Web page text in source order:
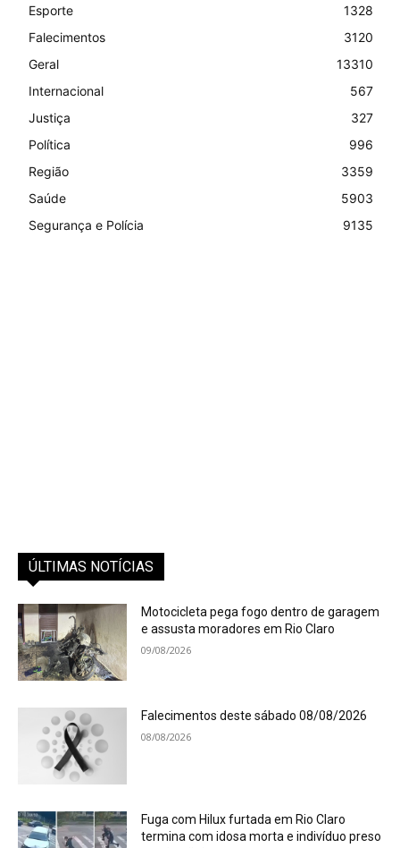
Esporte
1328
Falecimentos
3120
Geral
13310
Internacional
567
Justiça
327
Política
996
Região
3359
Saúde
5903
Segurança e Polícia
9135
ÚLTIMAS NOTÍCIAS
Motocicleta pega fogo dentro de garagem
e assusta moradores em Rio Claro
09/08/2026
Falecimentos deste sábado 08/08/2026
08/08/2026
Fuga com Hilux furtada em Rio Claro
termina com idosa morta e indivíduo preso